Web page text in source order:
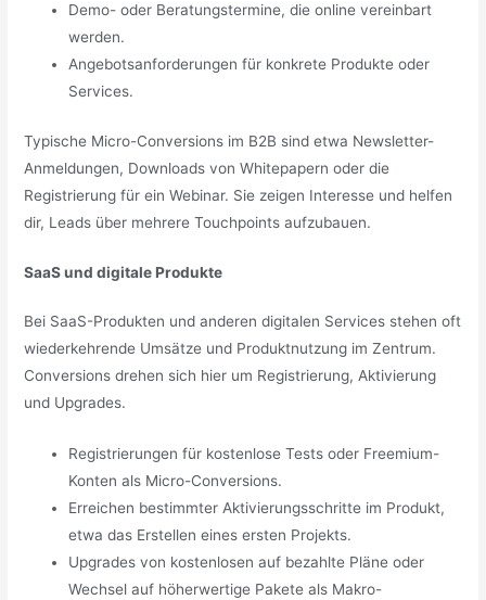
Demo- oder Beratungstermine, die online vereinbart
werden.
Angebotsanforderungen für konkrete Produkte oder
Services.
Typische Micro-Conversions im B2B sind etwa Newsletter-
Anmeldungen, Downloads von Whitepapern oder die
Registrierung für ein Webinar. Sie zeigen Interesse und helfen
dir, Leads über mehrere Touchpoints aufzubauen.
SaaS und digitale Produkte
Bei SaaS-Produkten und anderen digitalen Services stehen oft
wiederkehrende Umsätze und Produktnutzung im Zentrum.
Conversions drehen sich hier um Registrierung, Aktivierung
und Upgrades.
Registrierungen für kostenlose Tests oder Freemium-
Konten als Micro-Conversions.
Erreichen bestimmter Aktivierungsschritte im Produkt,
etwa das Erstellen eines ersten Projekts.
Upgrades von kostenlosen auf bezahlte Pläne oder
Wechsel auf höherwertige Pakete als Makro-